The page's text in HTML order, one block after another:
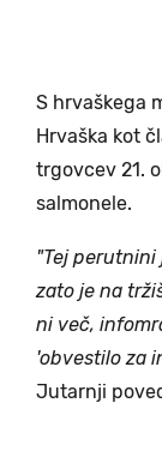
S hrvaškega
Hrvaška kot
trgovcev 21.
salmonele.
"Tej
zato je na
ni več,
'obvestilo za
Jutarnji